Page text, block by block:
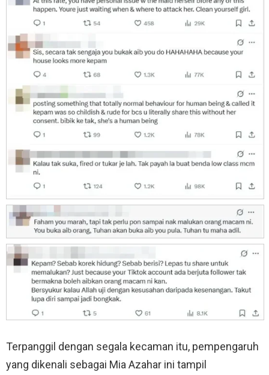
Terpanggil dengan segala kecaman itu, pempengaruh
yang dikenali sebagai Mia Azahar ini tampil